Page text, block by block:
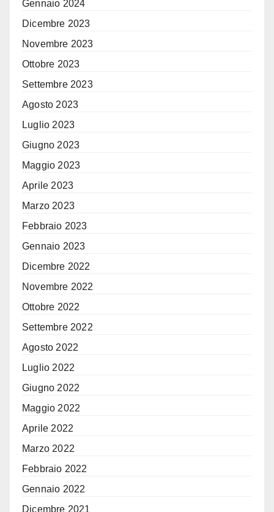
Gennaio 2024
Dicembre 2023
Novembre 2023
Ottobre 2023
Settembre 2023
Agosto 2023
Luglio 2023
Giugno 2023
Maggio 2023
Aprile 2023
Marzo 2023
Febbraio 2023
Gennaio 2023
Dicembre 2022
Novembre 2022
Ottobre 2022
Settembre 2022
Agosto 2022
Luglio 2022
Giugno 2022
Maggio 2022
Aprile 2022
Marzo 2022
Febbraio 2022
Gennaio 2022
Dicembre 2021